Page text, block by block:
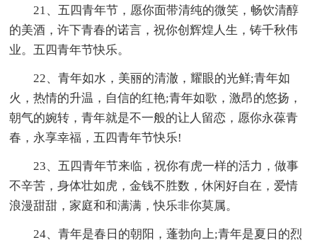
21、五四青年节，愿你面带清纯的微笑，畅饮清醇
的美酒，许下青春的诺言，祝你创辉煌人生，铸千秋伟
业。五四青年节快乐。
22、青年如水，美丽的清澈，耀眼的光鲜;青年如
火，热情的升温，自信的红艳;青年如歌，激昂的悠扬，
朝气的婉转，青年就是不一般的让人留恋，愿你永葆青
春，永享幸福，五四青年节快乐!
23、五四青年节来临，祝你有虎一样的活力，做事
不辛苦，身体壮如虎，金钱不胜数，休闲好自在，爱情
浪漫甜甜，家庭和和满满，快乐非你莫属。
24、青年是春日的朝阳，蓬勃向上;青年是夏日的烈